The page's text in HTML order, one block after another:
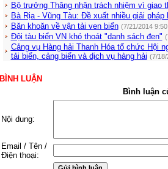
Bộ trưởng Thăng nhận trách nhiệm vì giao
Bà Rịa - Vũng Tàu: Đề xuất nhiều giải pháp
Băn khoăn về vận tải ven biển (7/21/2014
Đội tàu biển VN khó thoát "danh sách đen"
Cảng vụ Hàng hải Thanh Hóa tổ chức Hội
tải biển, cảng biển và dịch vụ hàng hải (7/18/
BÌNH LUẬN
Bình luận
Nội dung:
Email / Tên /
Điện thoại: